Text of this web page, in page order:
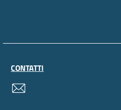
CONTATTI